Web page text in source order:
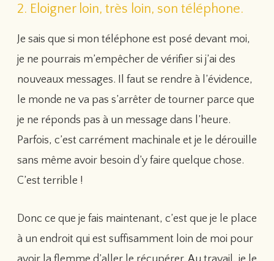
2. Eloigner loin, très loin, son téléphone.
Je sais que si mon téléphone est posé devant moi,
je ne pourrais m’empêcher de vérifier si j’ai des
nouveaux messages. Il faut se rendre à l’évidence,
le monde ne va pas s’arrêter de tourner parce que
je ne réponds pas à un message dans l’heure.
Parfois, c’est carrément machinale et je le dérouille
sans même avoir besoin d’y faire quelque chose.
C’est terrible !
Donc ce que je fais maintenant, c’est que je le place
à un endroit qui est suffisamment loin de moi pour